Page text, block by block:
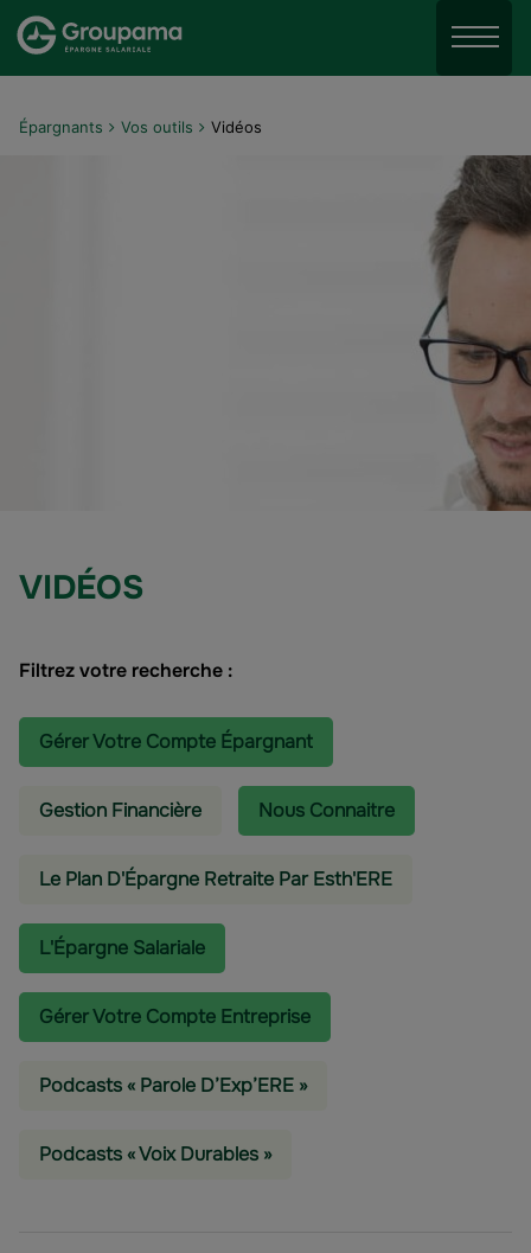
Aller au menu
Aller au contenu
Menu
Épargnants Vos outils Vidéos
VIDÉOS
Filtrez votre recherche :
Gérer Votre Compte Épargnant
Gestion Financière Nous Connaitre
Le Plan D'Épargne Retraite Par Esth'ERE
L'épargne Salariale
Gérer Votre Compte Entreprise
Podcasts « Parole D’Exp’ERE »
Podcasts « Voix Durables »